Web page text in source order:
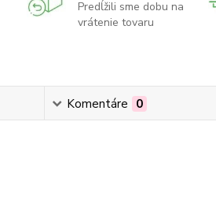
Predĺžili sme dobu na
vrátenie tovaru
Komentáre 0